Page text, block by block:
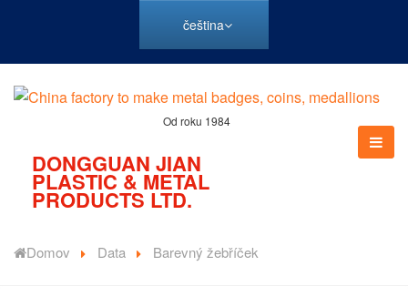
čeština
Od roku 1984
DONGGUAN JIAN
PLASTIC & METAL
PRODUCTS LTD.
Domov Data Barevný žebříček